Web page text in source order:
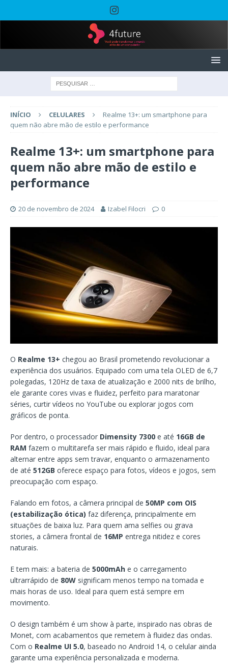
INÍCIO CELULARES
Realme 13+: um smartphone para
quem não abre mão de estilo e performance
Realme 13+: um smartphone para
quem não abre mão de estilo e
performance
20 de novembro de 2024 Izabel Filocri 0
O Realme 13+ chegou ao Brasil prometendo revolucionar a
experiência dos usuários. Equipado com uma tela OLED de 6,7
polegadas, 120Hz de taxa de atualização e 2000 nits de brilho,
ele garante cores vivas e fluidez, perfeito para maratonar
séries, curtir vídeos no YouTube ou explorar jogos com
gráficos de ponta.
Por dentro, o processador Dimensity 7300 e até 16GB de
RAM fazem o multitarefa ser mais rápido e fluido, ideal para
alternar entre apps sem travar, enquanto o armazenamento
de até 512GB oferece espaço para fotos, vídeos e jogos, sem
preocupação com espaço.
Falando em fotos, a câmera principal de 50MP com OIS
(estabilização ótica) faz diferença, principalmente em
situações de baixa luz. Para quem ama selfies ou grava
stories, a câmera frontal de 16MP entrega nitidez e cores
naturais.
E tem mais: a bateria de 5000mAh e o carregamento
ultrarrápido de 80W significam menos tempo na tomada e
mais horas de uso. Ideal para quem está sempre em
movimento.
O design também é um show à parte, inspirado nas obras de
Monet, com acabamentos que remetem à fluidez das ondas.
Com o Realme UI 5.0, baseado no Android 14, o celular ainda
garante uma experiência personalizada e moderna.